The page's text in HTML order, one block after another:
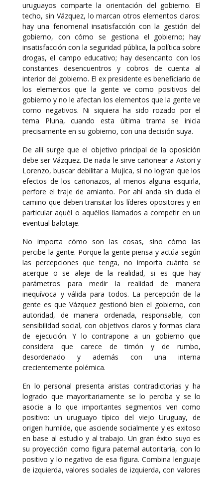
uruguayos comparte la orientación del gobierno. El
techo, sin Vázquez, lo marcan otros elementos claros:
hay una fenomenal insatisfacción con la gestión del
gobierno, con cómo se gestiona el gobierno; hay
insatisfacción con la seguridad pública, la política sobre
drogas, el campo educativo; hay desencanto con los
constantes desencuentros y cobros de cuenta al
interior del gobierno. El ex presidente es beneficiario de
los elementos que la gente ve como positivos del
gobierno y no le afectan los elementos que la gente ve
como negativos. Ni siquiera ha sido rozado por el
tema Pluna, cuando esta última trama se inicia
precisamente en su gobierno, con una decisión suya.
De allí surge que el objetivo principal de la oposición
debe ser Vázquez. De nada le sirve cañonear a Astori y
Lorenzo, buscar debilitar a Mujica, si no logran que los
efectos de los cañonazos, al menos alguna esquirla,
perfore el traje de amianto. Por ahí anda sin duda el
camino que deben transitar los líderes opositores y en
particular aquél o aquéllos llamados a competir en un
eventual balotaje.
No importa cómo son las cosas, sino cómo las
percibe la gente. Porque la gente piensa y actúa según
las percepciones que tenga, no importa cuánto se
acerque o se aleje de la realidad, si es que hay
parámetros para medir la realidad de manera
inequívoca y válida para todos. La percepción de la
gente es que Vázquez gestionó bien el gobierno, con
autoridad, de manera ordenada, responsable, con
sensibilidad social, con objetivos claros y formas clara
de ejecución. Y lo contrapone a un gobierno que
considera que carece de timón y de rumbo,
desordenado y además con una interna
crecientemente polémica.
En lo personal presenta aristas contradictorias y ha
logrado que mayoritariamente se lo perciba y se lo
asocie a lo que importantes segmentos ven como
positivo: un uruguayo típico del viejo Uruguay, de
origen humilde, que asciende socialmente y es exitoso
en base al estudio y al trabajo. Un gran éxito suyo es
su proyección como figura paternal autoritaria, con lo
positivo y lo negativo de esa figura. Combina lenguaje
de izquierda, valores sociales de izquierda, con valores